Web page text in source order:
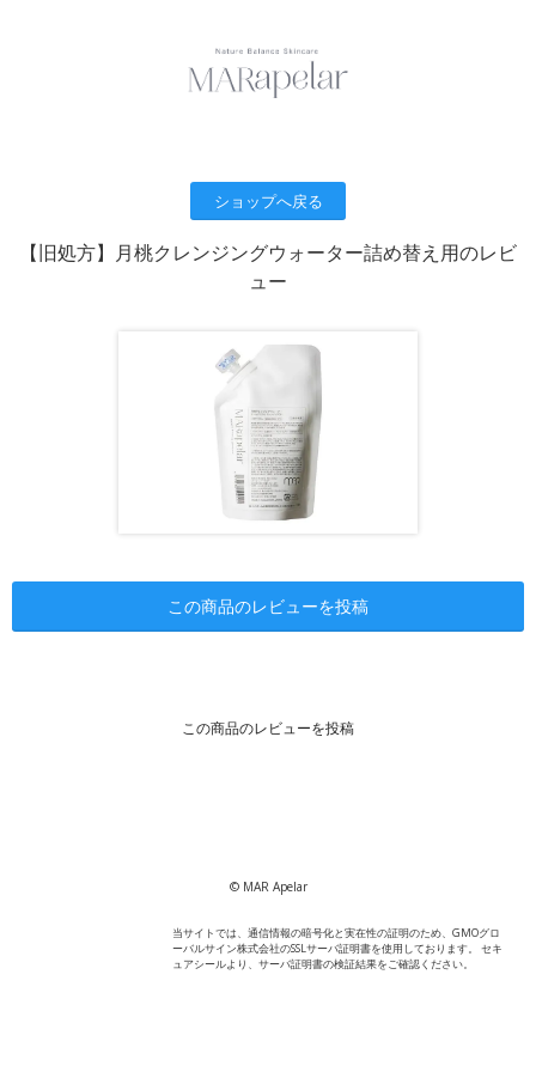
ショップへ戻る
【旧処方】月桃クレンジングウォーター詰め替え用のレビ
ュー
この商品のレビューを投稿
この商品のレビューを投稿
© MAR Apelar
当サイトでは、通信情報の暗号化と実在性の証明のため、GMOグロ
ーバルサイン株式会社のSSLサーバ証明書を使用しております。 セキ
ュアシールより、サーバ証明書の検証結果をご確認ください。